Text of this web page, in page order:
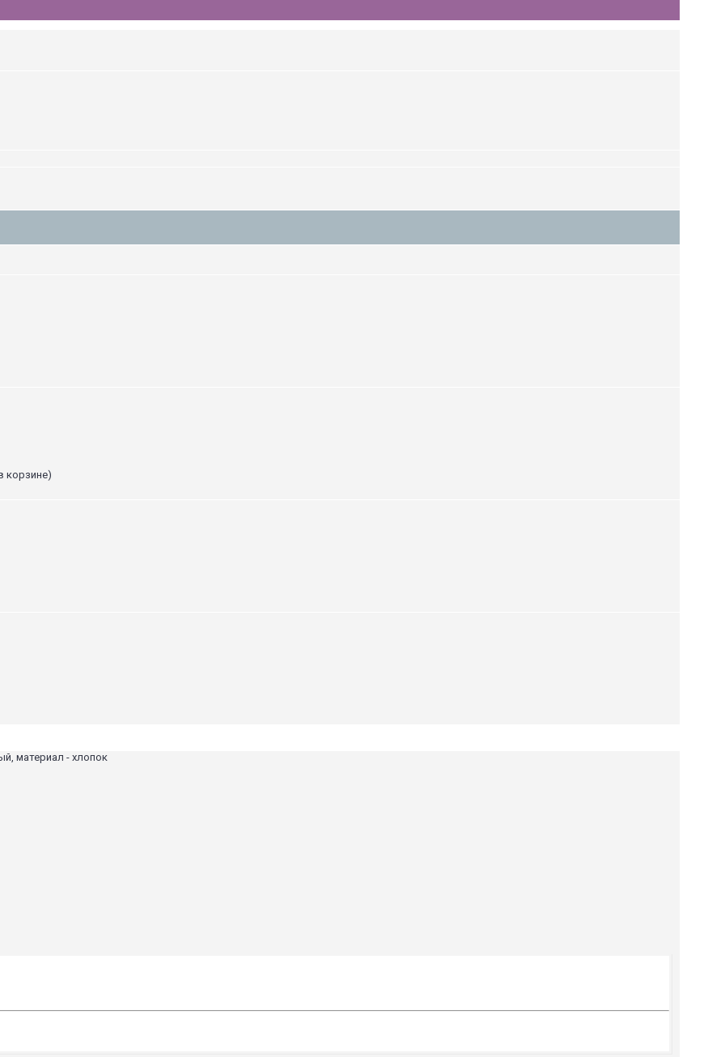
корзине)
материал - хлопок